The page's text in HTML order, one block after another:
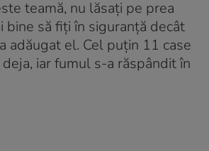
teamă, nu lăsaţi pe prea
bine să fiţi în siguranţă decât
adăugat el. Cel puţin 11 case
iar fumul s-a răspândit în